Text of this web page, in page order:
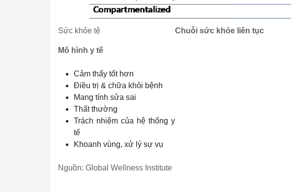
Sức khỏe tệ
Mô hình y tế
Cảm thấy tốt hơn
Điều trị & chữa khỏi bệnh
Mang tính sửa sai
Thất thường
Trách nhiệm của hệ thống y
tế
Khoanh vùng, xử lý sự vụ
Chuỗi sức khỏe liên tục
Nguồn: Global Wellness Institute